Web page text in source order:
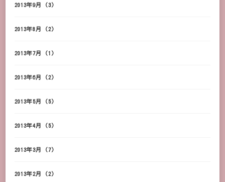
2013年9月 (3)
2013年8月 (2)
2013年7月 (1)
2013年6月 (2)
2013年5月 (5)
2013年4月 (5)
2013年3月 (7)
2013年2月 (2)